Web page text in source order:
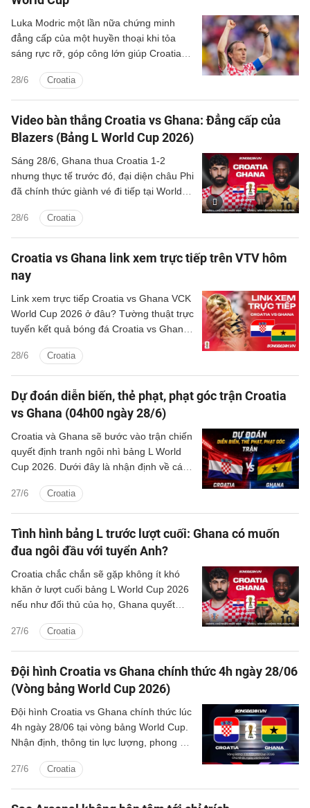
28/6 Croatia
Luka Modric một lần nữa chứng minh
đẳng cấp của một huyền thoại khi tỏa
sáng rực rỡ, góp công lớn giúp Croatia
lần thứ 3 liên tiếp.
Video bàn thắng Croatia vs Ghana: Đẳng cấp của
Blazers (Bảng L World Cup 2026)
28/6 Croatia
Sáng 28/6, Ghana thua Croatia 1-2
nhưng thực tế trước đó, đại diện châu Phi
đã chính thức giành vé đi tiếp tại World
xuống thứ 3 bảng L mà thôi
Croatia vs Ghana link xem trực tiếp trên VTV hôm
nay
28/6 Croatia
Link xem trực tiếp Croatia vs Ghana VCK
World Cup 2026 ở đâu? Tường thuật trực
tuyến kết quả bóng đá Croatia vs Ghana
Dự đoán diễn biến, thẻ phạt, phạt góc trận Croatia
vs Ghana (04h00 ngày 28/6)
27/6 Croatia
Croatia và Ghana sẽ bước vào trận chiến
quyết định tranh ngôi nhì bảng L World
Cup 2026. Dưới đây là nhận định về các
Tình hình bảng L trước lượt cuối: Ghana có muốn
đua ngôi đầu với tuyển Anh?
27/6 Croatia
Croatia chắc chắn sẽ gặp không ít khó
khăn ở lượt cuối bảng L World Cup 2026
nếu như đối thủ của họ, Ghana quyết
ngôi vị đầu bảng.
Đội hình Croatia vs Ghana chính thức 4h ngày 28/06
(Vòng bảng World Cup 2026)
27/6 Croatia
Đội hình Croatia vs Ghana chính thức lúc
4h ngày 28/06 tại vòng bảng World Cup.
Nhận định, thông tin lực lượng, phong độ,
Ghana.